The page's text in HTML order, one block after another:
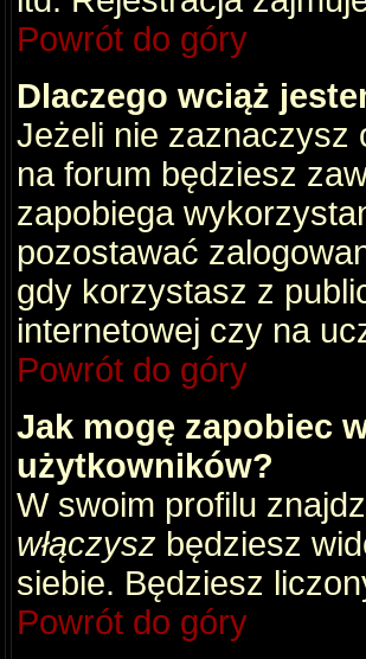
Powrót do góry
Dlaczego wciąż
Jeżeli nie zaznaczysz
na forum będziesz
zapobiega
pozostawać
gdy korzystasz z
internetowej czy na
Powrót do góry
Jak mogę zapobiec
użytkowników?
W swoim profilu
włączysz będziesz
siebie. Będziesz
Powrót do góry